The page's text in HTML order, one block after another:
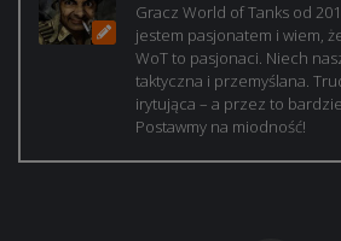
Gracz World of Tanks od
jestem pasjonatem i wiem,
WoT to pasjonaci. Niech
taktyczna i przemyślana.
irytująca – a przez to
Postawmy na miodność!